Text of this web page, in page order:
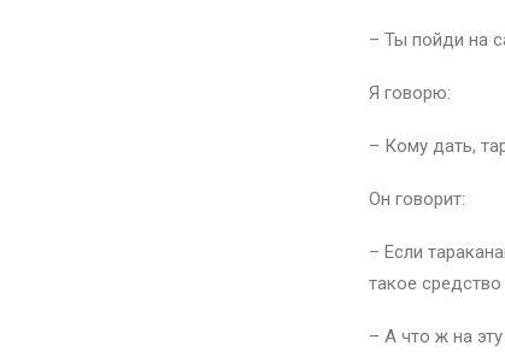
– Ты пойди на
Я говорю:
– Кому дать,
Он говорит:
– Если
такое
– А что ж на